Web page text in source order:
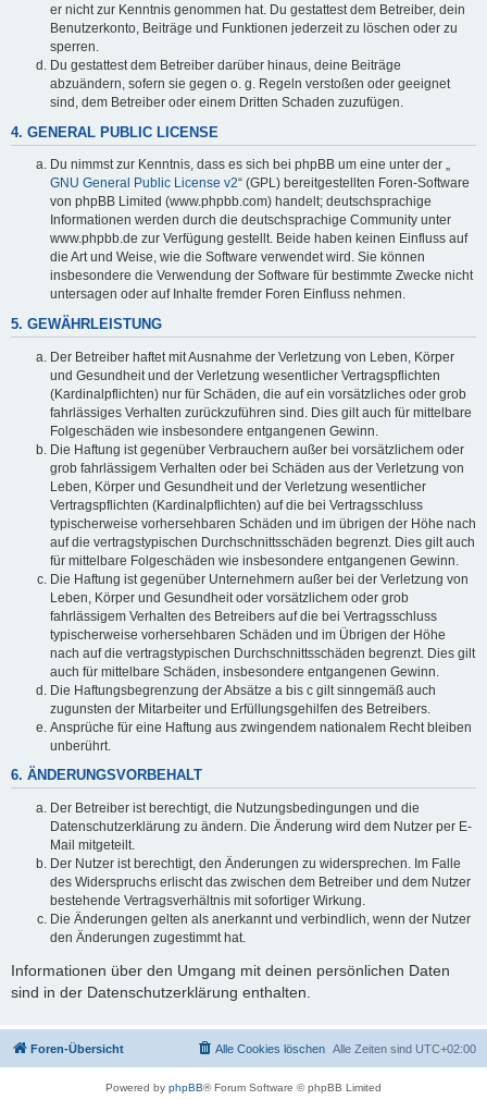
er nicht zur Kenntnis genommen hat. Du gestattest dem Betreiber, dein
Benutzerkonto, Beiträge und Funktionen jederzeit zu löschen oder zu
sperren.
Du gestattest dem Betreiber darüber hinaus, deine Beiträge
abzuändern, sofern sie gegen o. g. Regeln verstoßen oder geeignet
sind, dem Betreiber oder einem Dritten Schaden zuzufügen.
4. GENERAL PUBLIC LICENSE
Du nimmst zur Kenntnis, dass es sich bei phpBB um eine unter der „
GNU General Public License v2“ (GPL) bereitgestellten Foren-Software
von phpBB Limited (www.phpbb.com) handelt; deutschsprachige
Informationen werden durch die deutschsprachige Community unter
www.phpbb.de zur Verfügung gestellt. Beide haben keinen Einfluss auf
die Art und Weise, wie die Software verwendet wird. Sie können
insbesondere die Verwendung der Software für bestimmte Zwecke nicht
untersagen oder auf Inhalte fremder Foren Einfluss nehmen.
5. GEWÄHRLEISTUNG
Der Betreiber haftet mit Ausnahme der Verletzung von Leben, Körper
und Gesundheit und der Verletzung wesentlicher Vertragspflichten
(Kardinalpflichten) nur für Schäden, die auf ein vorsätzliches oder grob
fahrlässiges Verhalten zurückzuführen sind. Dies gilt auch für mittelbare
Folgeschäden wie insbesondere entgangenen Gewinn.
Die Haftung ist gegenüber Verbrauchern außer bei vorsätzlichem oder
grob fahrlässigem Verhalten oder bei Schäden aus der Verletzung von
Leben, Körper und Gesundheit und der Verletzung wesentlicher
Vertragspflichten (Kardinalpflichten) auf die bei Vertragsschluss
typischerweise vorhersehbaren Schäden und im übrigen der Höhe nach
auf die vertragstypischen Durchschnittsschäden begrenzt. Dies gilt auch
für mittelbare Folgeschäden wie insbesondere entgangenen Gewinn.
Die Haftung ist gegenüber Unternehmern außer bei der Verletzung von
Leben, Körper und Gesundheit oder vorsätzlichem oder grob
fahrlässigem Verhalten des Betreibers auf die bei Vertragsschluss
typischerweise vorhersehbaren Schäden und im Übrigen der Höhe
nach auf die vertragstypischen Durchschnittsschäden begrenzt. Dies gilt
auch für mittelbare Schäden, insbesondere entgangenen Gewinn.
Die Haftungsbegrenzung der Absätze a bis c gilt sinngemäß auch
zugunsten der Mitarbeiter und Erfüllungsgehilfen des Betreibers.
Ansprüche für eine Haftung aus zwingendem nationalem Recht bleiben
unberührt.
6. ÄNDERUNGSVORBEHALT
Der Betreiber ist berechtigt, die Nutzungsbedingungen und die
Datenschutzerklärung zu ändern. Die Änderung wird dem Nutzer per E-
Mail mitgeteilt.
Der Nutzer ist berechtigt, den Änderungen zu widersprechen. Im Falle
des Widerspruchs erlischt das zwischen dem Betreiber und dem Nutzer
bestehende Vertragsverhältnis mit sofortiger Wirkung.
Die Änderungen gelten als anerkannt und verbindlich, wenn der Nutzer
den Änderungen zugestimmt hat.
Informationen über den Umgang mit deinen persönlichen Daten
sind in der Datenschutzerklärung enthalten.
Foren-Übersicht Alle Zeiten sind UTC+02:00
Alle Cookies löschen
Powered by phpBB® Forum Software © phpBB Limited